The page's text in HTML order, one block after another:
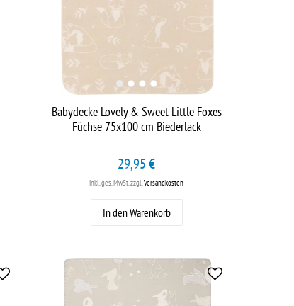
Babydecke Lovely & Sweet Little Foxes
Füchse 75x100 cm Biederlack
29,95 €
inkl. ges. MwSt.zzgl.Versandkosten
In den Warenkorb